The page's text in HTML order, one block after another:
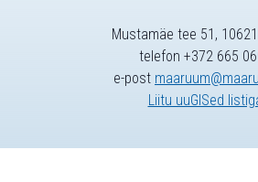
Mustamäe tee 51,
telefon +372 665
e-post
Liitu uuGISed